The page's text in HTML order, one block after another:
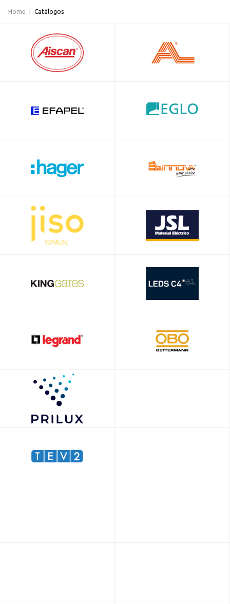
Home Catálogos